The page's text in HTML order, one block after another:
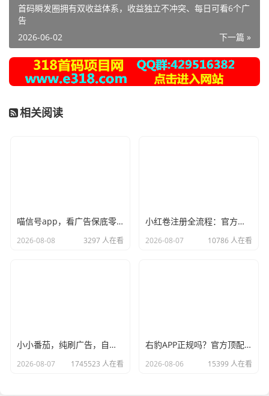
首码瞬发圈拥有双收益体系，收益独立不冲突、每日可看6个广
告
下一篇 »
2026-06-02
相关阅读
喵信号app，看广告保底零撸
2026-08-08 3297 人在看
小红卷注册全流程：官方指定邀请码，现在加入即可申请开通顶级代理V5权限
2026-08-07 10786 人在看
小小番茄，纯刷广告，自动打款零撸
2026-08-07 1745523 人在看
右豹APP正规吗？官方顶配邀请码是多少？短剧小说漫剧网盘推广副业怎么做
2026-08-06 15399 人在看